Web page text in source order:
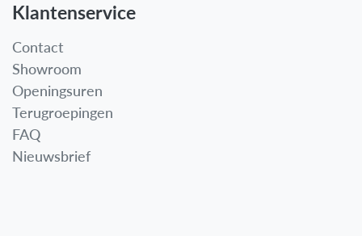
Klantenservice
Contact
Showroom
Openingsuren
Terugroepingen
FAQ
Nieuwsbrief